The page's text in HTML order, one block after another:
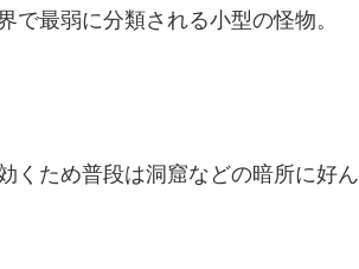
最弱に分類される小型の怪物。
くため普段は洞窟などの暗所に好ん